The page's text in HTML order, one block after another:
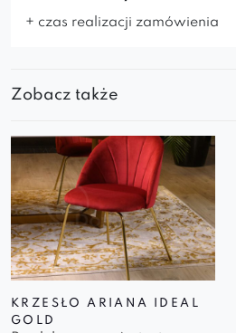
+ czas realizacji zamówienia
Zobacz także
KRZESŁO ARIANA IDEAL
GOLD